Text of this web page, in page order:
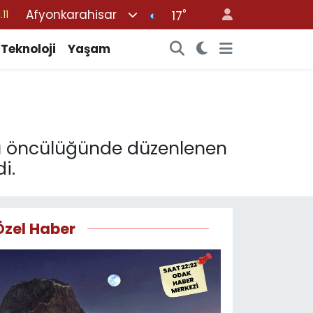
Afyonkarahisar 17°
Teknoloji Yaşam
öncülüğünde düzenlenen
Haber